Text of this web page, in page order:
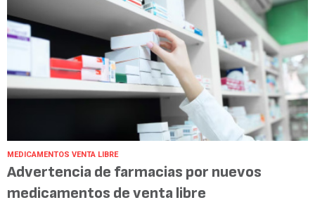
MEDICAMENTOS VENTA LIBRE
Advertencia de farmacias por nuevos
medicamentos de venta libre